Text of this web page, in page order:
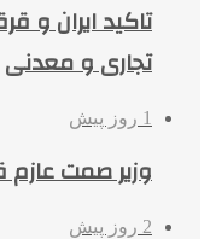
تاکید ایران و
تجاری و معدنی
1 روز پیش
وزیر صمت
2 روز پیش